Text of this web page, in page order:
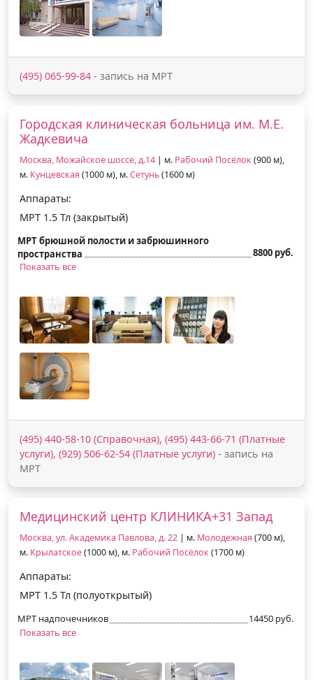
(495) 065-99-84 - запись на МРТ
Городская клиническая больница им. М.Е.
Жадкевича
Москва, Можайское шоссе, д.14 | м. Рабочий Посёлок(900 м),
м. Кунцевская (1000 м), м.Сетунь(1600 м)
Аппараты:
МРТ 1.5 Тл (закрытый)
МРТ брюшной полости и забрюшинного
пространства
8800 руб.
Показать все
(495) 440-58-10 (Справочная), (495) 443-66-71 (Платные
услуги), (929) 506-62-54 (Платные услуги) - запись на
МРТ
Медицинский центр КЛИНИКА+31 Запад
Москва, ул. Академика Павлова, д. 22 | м. Молодежная (700 м),
м. Крылатское(1000 м), м. Рабочий Посёлок(1700 м)
Аппараты:
МРТ 1.5 Тл (полуоткрытый)
МРТ надпочечников
14450 руб.
Показать все